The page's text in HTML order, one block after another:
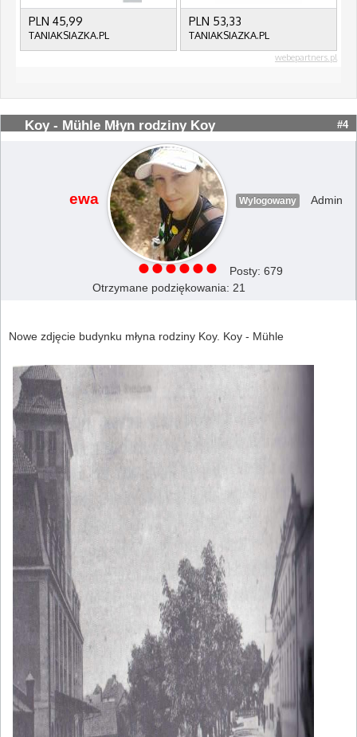
Koy - Mühle Młyn rodziny Koy #4
ewa Wylogowany Admin
Posty: 679
Otrzymane podziękowania: 21
Nowe zdjęcie budynku młyna rodziny Koy. Koy - Mühle